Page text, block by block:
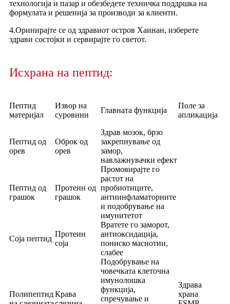
технологија и пазар и обезбедете техничка поддршка на
формулата и решенија за производи за клиенти.
4.Оринирајте се од здравиот остров Хаинан, изберете
здрави состојки и сервирајте го светот.
Исхрана на пептид:
Пептид
материјал
Извор на
суровини
Главната функција
Поле за
апликација
Пептид од
орев
Оброк од
орев
Здрав мозок, брзо
закрепнување од
замор,
навлажнувачки ефект
Здрава
храна
Пептид од
грашок
Протеин од
грашок
Промовирајте го
растот на
пробиотиците,
антиинфламаторните
и подобрување на
имунитетот
Соја пептид
Протеин
соја
Вратете го заморот,
антиоксидација,
пониско маснотии,
слабее
ПолипептидКрава
Подобрување на
човечката клеточна
имунолошка
функција,
спречување и